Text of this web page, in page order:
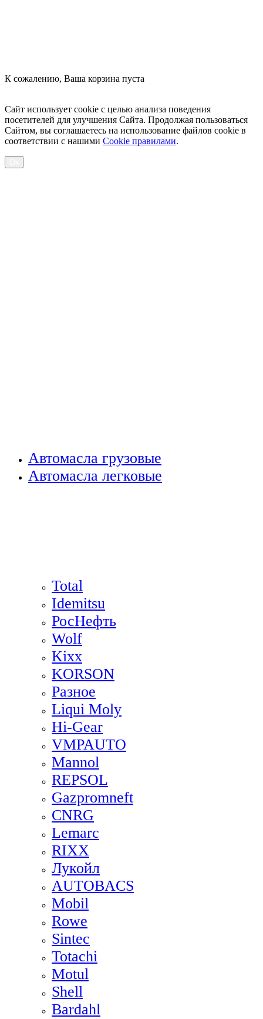
К сожалению, Ваша корзина пуста
Сайт использует cookie с целью анализа поведения
посетителей для улучшения Сайта. Продолжая пользоваться
Сайтом, вы соглашаетесь на использование файлов cookie в
соответствии с нашими Cookiе правилами.
Автомасла грузовые
Автомасла легковые
Total
Idemitsu
РосНефть
Wolf
Kixx
KORSON
Разное
Liqui Moly
Hi-Gear
VMPAUTO
Mannol
REPSOL
Gazpromneft
CNRG
Lemarc
RIXX
Лукойл
AUTOBACS
Mobil
Rowe
Sintec
Totachi
Motul
Shell
Bardahl